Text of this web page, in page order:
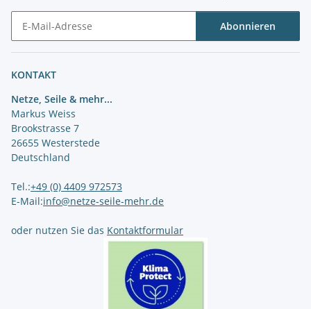
Abonnieren
KONTAKT
Netze, Seile & mehr...
Markus Weiss
Brookstrasse 7
26655 Westerstede
Deutschland
Tel.:+49 (0) 4409 972573
E-Mail:info@netze-seile-mehr.de
oder nutzen Sie das Kontaktformular